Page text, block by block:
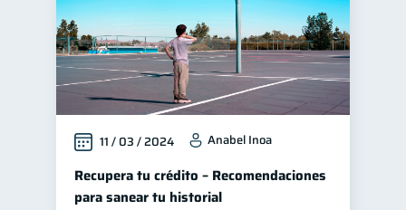
11 / 03 / 2024 Anabel Inoa
Recupera tu crédito – Recomendaciones
para sanear tu historial